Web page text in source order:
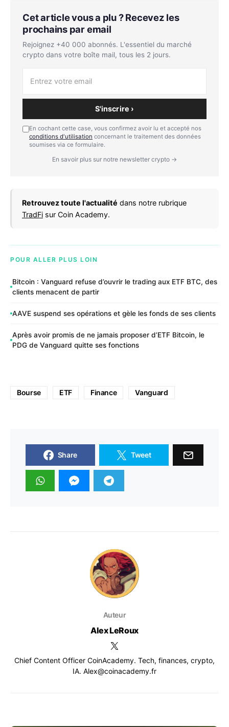
Cet article vous a plu ? Recevez les
prochains par email
Rejoignez +40 000 abonnés. L'essentiel du marché
crypto dans votre boîte mail, tous les 2 jours.
S'inscrire ›
En cochant cette case, vous confirmez avoir lu et accepté nos
conditions d'utilisation concernant le traitement des données
soumises via ce formulaire.
En savoir plus sur notre newsletter crypto →
Retrouvez toute l'actualité dans notre rubrique
TradFi sur Coin Academy.
POUR ALLER PLUS LOIN
Bitcoin : Vanguard refuse d’ouvrir le trading aux ETF BTC, des
clients menacent de partir
AAVE suspend ses opérations et gèle les fonds de ses clients
Après avoir promis de ne jamais proposer d’ETF Bitcoin, le
PDG de Vanguard quitte ses fonctions
Bourse ETF Finance Vanguard
Share Tweet
Auteur
Alex LeRoux
Chief Content Officer CoinAcademy. Tech, finances, crypto,
IA. Alex@coinacademy.fr